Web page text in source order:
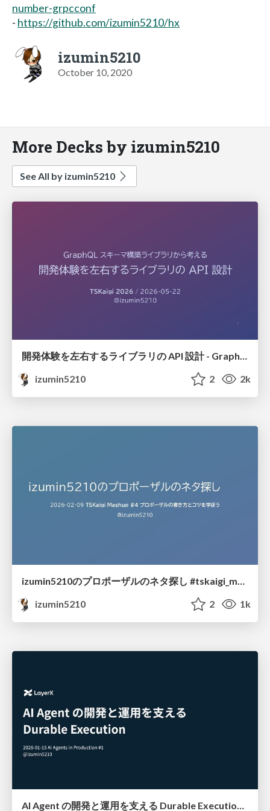
number-grpcconf
- https://github.com/izumin5210/hx
izumin5210
October 10, 2020
More Decks by izumin5210
See All by izumin5210
開発体験を左右するライブラリの API 設計 - GraphQL スキーマ構築ライブラリから考える #tskaigi
izumin5210
2 2k
izumin5210
2 1k
AI Agent の開発と運用を支える Durable Execution #AgentsInProd